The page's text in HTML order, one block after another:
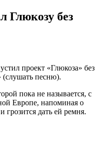
Глюкозу без
проект «Глюкоза» без
песню).
пока не называется, с
Европе, напоминая о
дать ей ремня.